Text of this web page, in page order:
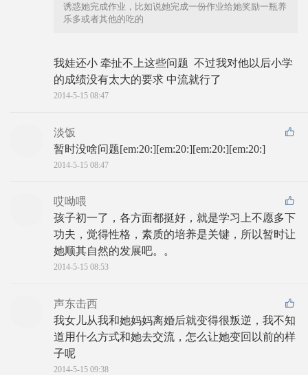
诱惑她完成作业，比如说她完成一份作业给她奖励一瓶养
乐多或者其他的吃的
我娃还小 牵扯不上这些问题  不过我对他以后小学
的成绩没有太大的要求 中流就行了
2014-5-15 08:47
淡饭
暂时没啥问题[em:20:][em:20:][em:20:][em:20:]
2014-5-15 08:47
哎呦喂
孩子初一了，各方面都挺好，就是学习上不愿多下
功夫，觉得性格，素质的培养是关键，所以暂时让
她顺其自然的发展吧。。
2014-5-15 08:53
声东击西
我女儿从我和她妈妈离婚后就变得很叛逆，我不知
道用什么方式和她去交流，怎么让她变回以前的样
子呢
2014-5-15 09:38